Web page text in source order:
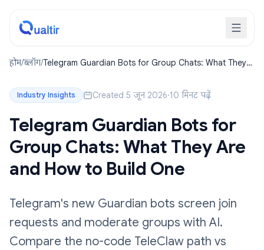
होम/ब्लॉग/Telegram Guardian Bots for Group Chats: What They
Industry Insights Created 5 जून 2026·10 मिनट पढ़ें
Telegram Guardian Bots for
Group Chats: What They Are
and How to Build One
Telegram's new Guardian bots screen join
requests and moderate groups with AI.
Compare the no-code TeleClaw path vs